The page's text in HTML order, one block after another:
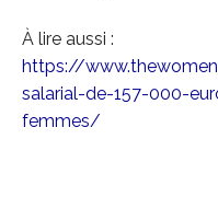
À lire aussi :
https://
salarial-de-157-000-
femmes/